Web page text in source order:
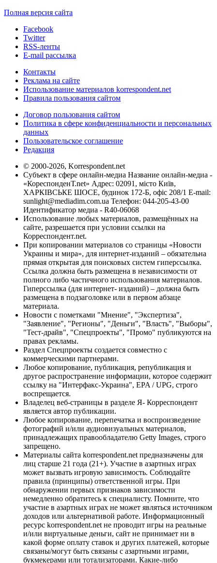
Полная версия сайта
Facebook
Twitter
RSS-ленты
E-mail рассылка
Контакты
Реклама на сайте
Использование материалов korrespondent.net
Правила пользования сайтом
Договор пользования сайтом
Политика в сфере конфиденциальности и персональных
данных
Пользовательское соглашение
Редакция
© 2000-2026, Korrespondent.net
Субъект в сфере онлайн-медиа Название онлайн-медиа -
«КореспонденТ.net» Адрес: 02091, місто Київ,
ХАРКІВСЬКЕ ШОСЕ, будинок 172-Б, офіс 208/1 E-mail:
sunlight@mediadim.com.ua Телефон: 044-205-43-00
Идентификатор медиа - R40-06068
Использование любых материалов, размещённых на
сайте, разрешается при условии ссылки на
Корреспондент.net.
При копировании материалов со страницы «Новости
Украины и мира», для интернет-изданий – обязательна
прямая открытая для поисковых систем гиперссылка.
Ссылка должна быть размещена в независимости от
полного либо частичного использования материалов.
Гиперссылка (для интернет- изданий) – должна быть
размещена в подзаголовке или в первом абзаце
материала.
Новости с пометками "Мнение", "Экспертиза",
"Заявление", "Регионы", "Деньги", "Власть", "Выборы",
"Тест-драйв", "Спецпроекты", "Промо" публикуются на
правах рекламы.
Раздел Спецпроекты создается совместно с
коммерческими партнерами.
Любое копирование, публикация, републикация и
другое распространение информации, которое содержит
ссылку на "Интерфакс-Украина", EPA / UPG, строго
воспрещается.
Владелец веб-страницы в разделе Я- Корреспондент
является автор публикации.
Любое копирование, перепечатка и воспроизведение
фотографий и/или аудиовизуальных материалов,
принадлежащих правообладателю Getty Images, строго
запрещено.
Материалы сайта korrespondent.net предназначены для
лиц старше 21 года (21+). Участие в азартных играх
может вызвать игровую зависимость. Соблюдайте
правила (принципы) ответственной игры. При
обнаружении первых признаков зависимости
немедленно обратитесь к специалисту. Помните, что
участие в азартных играх не может являться источником
доходов или альтернативой работе. Информационный
ресурс korrespondent.net не проводит игры на реальные
и/или виртуальные деньги, сайт не принимает ни в
какой форме оплату ставок и других платежей, которые
связаны/могут быть связаны с азартными играми,
букмекерами или тотализаторами. Какие-либо